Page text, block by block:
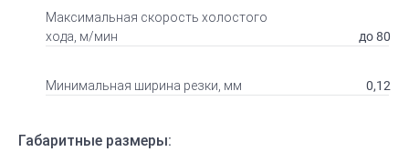
Максимальная скорость холостого
хода, м/мин
до 80
Минимальная ширина резки, мм 0,12
Габаритные размеры: